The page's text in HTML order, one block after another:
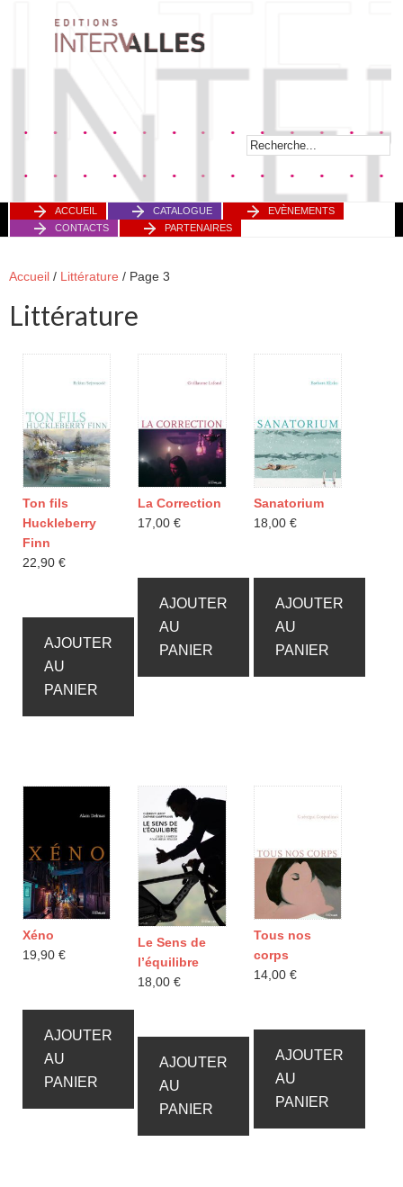
ACCUEIL CATALOGUE
EVÈNEMENTS
CONTACTS
PARTENAIRES
Accueil/ Littérature / Page 3
Littérature
Ton fils
Huckleberry
Finn
22,90 €
AJOUTER
AU
PANIER
La Correction
17,00€
AJOUTER
AU
PANIER
Sanatorium
18,00 €
AJOUTER
AU
PANIER
Xéno
19,90 €
AJOUTER
AU
PANIER
Le Sens de
l’équilibre
18,00€
AJOUTER
AU
PANIER
Tous nos
corps
14,00 €
AJOUTER
AU
PANIER